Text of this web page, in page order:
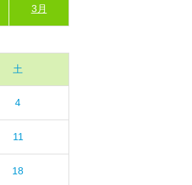
3月
土
4
11
18